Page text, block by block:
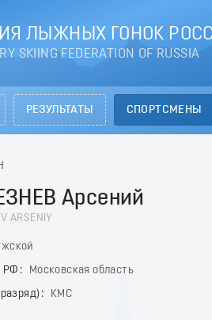
ЛЫЖНЫХ ГОНОК
SKIING FEDERATION OF RUSSIA
РЕЗУЛЬТАТЫ СПОРТСМЕНЫ
Арсений
ARSENIY
РФ
Московская область
КМС